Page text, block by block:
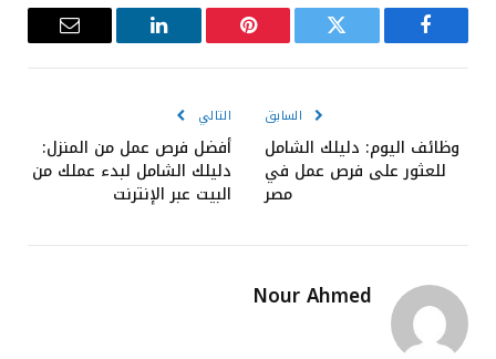
فيسبوك تويتر بينتيريست لينكدإن
البريد
السابق
وظائف اليوم: دليلك الشامل
للعثور على فرص عمل في
مصر
التالي
أفضل فرص عمل من المنزل:
دليلك الشامل لبدء عملك من
البيت عبر الإنترنت
Nour Ahmed